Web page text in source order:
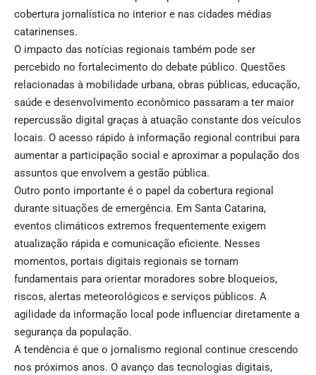
cobertura jornalística no interior e nas cidades médias
catarinenses.
O impacto das notícias regionais também pode ser
percebido no fortalecimento do debate público. Questões
relacionadas à mobilidade urbana, obras públicas, educação,
saúde e desenvolvimento econômico passaram a ter maior
repercussão digital graças à atuação constante dos veículos
locais. O acesso rápido à informação regional contribui para
aumentar a participação social e aproximar a população dos
assuntos que envolvem a gestão pública.
Outro ponto importante é o papel da cobertura regional
durante situações de emergência. Em Santa Catarina,
eventos climáticos extremos frequentemente exigem
atualização rápida e comunicação eficiente. Nesses
momentos, portais digitais regionais se tornam
fundamentais para orientar moradores sobre bloqueios,
riscos, alertas meteorológicos e serviços públicos. A
agilidade da informação local pode influenciar diretamente a
segurança da população.
A tendência é que o jornalismo regional continue crescendo
nos próximos anos. O avanço das tecnologias digitais,